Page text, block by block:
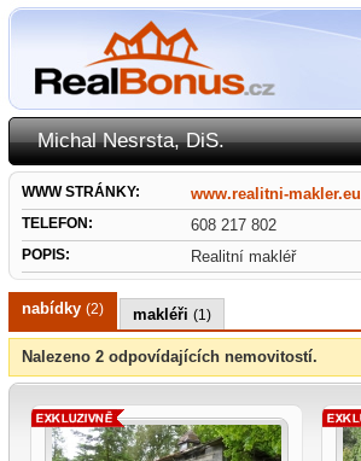
Michal Nesrsta, DiS.
WWW STRÁNKY: www.realitni-makler.eu
TELEFON: 608 217 802
POPIS: Realitní makléř
nabídky (2) makléři (1)
Nalezeno 2 odpovídajících nemovitostí.